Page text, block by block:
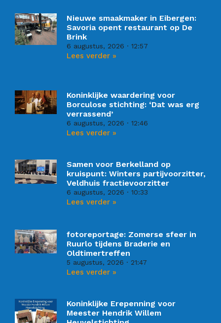
Nieuwe smaakmaker in Eibergen:
Savoria opent restaurant op De
Brink
6 augustus, 2026 12:57
Lees verder »
Koninklijke waardering voor
Borculose stichting: ‘Dat was erg
verrassend’
6 augustus, 2026 12:46
Lees verder »
Samen voor Berkelland op
kruispunt: Winters partijvoorzitter,
Veldhuis fractievoorzitter
6 augustus, 2026 10:33
Lees verder »
fotoreportage: Zomerse sfeer in
Ruurlo tijdens Braderie en
Oldtimertreffen
5 augustus, 2026 21:47
Lees verder »
Koninklijke Erepenning voor
Meester Hendrik Willem